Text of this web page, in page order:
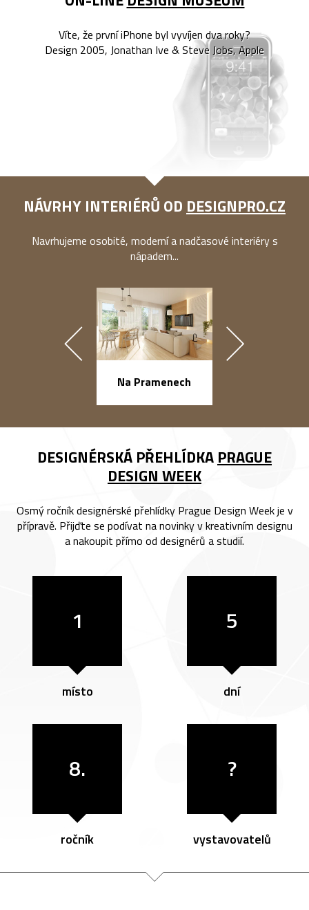
Víte, že první iPhone byl vyvíjen dva roky?
Design 2005, Jonathan Ive & Steve Jobs, Apple
NÁVRHY INTERIÉRŮ OD DESIGNPRO.CZ
Navrhujeme osobité, moderní a nadčasové interiéry s
nápadem...
Na Pramenech
DESIGNÉRSKÁ PŘEHLÍDKA PRAGUE
DESIGN WEEK
Osmý ročník designérské přehlídky Prague Design Week je v
přípravě. Přijďte se podívat na novinky v kreativním designu
a nakoupit přímo od designérů a studií.
1
místo
5
dní
8.
ročník
?
vystavovatelů